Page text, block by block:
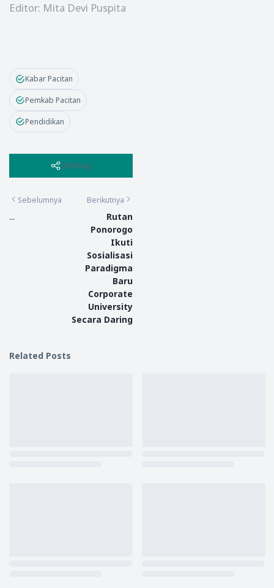
Editor: Mita Devi Puspita
Kabar Pacitan
Pemkab Pacitan
Pendidikan
Berbagi
Sebelumnya
...
Berikutnya
Rutan
Ponorogo
Ikuti
Sosialisasi
Paradigma
Baru
Corporate
University
Secara Daring
Related Posts